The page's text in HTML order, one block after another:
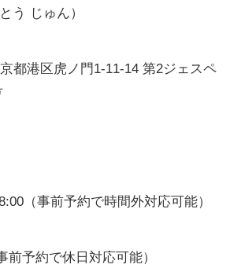
う じゅん）
都港区虎ノ門1-11-14 第2ジェスペ
（事前予約で時間外対応可能）
前予約で休日対応可能）